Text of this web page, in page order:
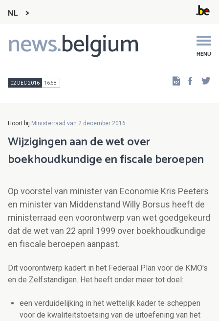
NL
news.belgium MENU
Main
navigation
02 DEC 2016 16:58
Hoort bij Ministerraad van 2 december 2016
Wijzigingen aan de wet over
boekhoudkundige en fiscale beroepen
Op voorstel van minister van Economie Kris Peeters
en minister van Middenstand Willy Borsus heeft de
ministerraad een voorontwerp van wet goedgekeurd
dat de wet van 22 april 1999 over boekhoudkundige
en fiscale beroepen aanpast.
Dit voorontwerp kadert in het Federaal Plan voor de KMO's
en de Zelfstandigen. Het heeft onder meer tot doel:
een verduidelijking in het wettelijk kader te scheppen
voor de kwaliteitstoetsing van de uitoefening van het